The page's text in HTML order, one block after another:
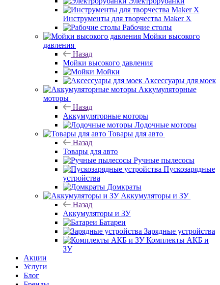
Инструменты для творчества Maker X
Рабочие столы
Мойки высокого
давления
Назад
Мойки высокого давления
Мойки
Аксессуары для моек
Аккумуляторные
моторы
Назад
Аккумуляторные моторы
Лодочные моторы
Товары для авто
Назад
Товары для авто
Ручные пылесосы
Пускозарядные
устройства
Домкраты
Аккумуляторы и ЗУ
Назад
Аккумуляторы и ЗУ
Батареи
Зарядные устройства
Комплекты АКБ и
ЗУ
Акции
Услуги
Блог